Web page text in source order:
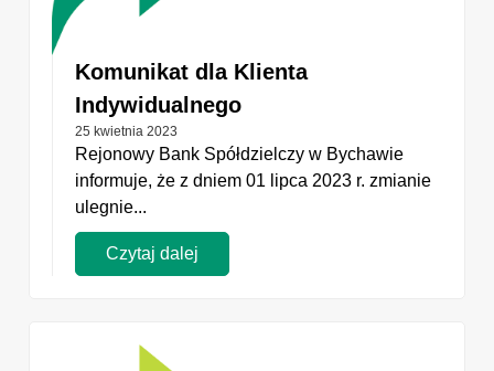
Komunikat dla Klienta
Indywidualnego
25 kwietnia 2023
Rejonowy Bank Spółdzielczy w Bychawie
informuje, że z dniem 01 lipca 2023 r. zmianie
ulegnie...
Czytaj dalej